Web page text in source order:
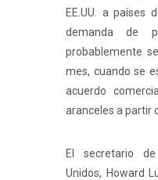
EE.UU. a países
demanda de
probablemente
mes, cuando se
acuerdo
aranceles a partir
El secretario
Unidos, Howard